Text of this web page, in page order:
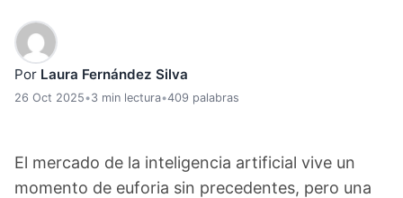
Por Laura Fernández Silva
26 Oct 2025•3 min lectura•409 palabras
El mercado de la inteligencia artificial vive un
momento de euforia sin precedentes, pero una